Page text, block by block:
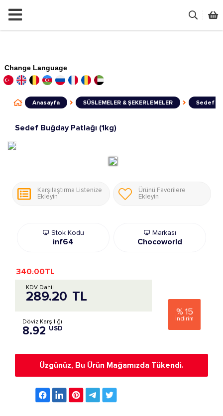
Change Language
Anasayfa SÜSLEMELER & ŞEKERLEMELER Sedef
Sedef Buğday Patlağı (1kg)
Karşılaştırma Listenize
Ekleyin
Ürünü Favorilere
Ekleyin
Stok Kodu
inf64
Markası
Chocoworld
% 15
İndirim
340.00TL
289.20 TL
KDV Dahil
Döviz Karşılığı
8.92 USD
Üzgünüz, Bu Ürün Mağamızda Tükendi.